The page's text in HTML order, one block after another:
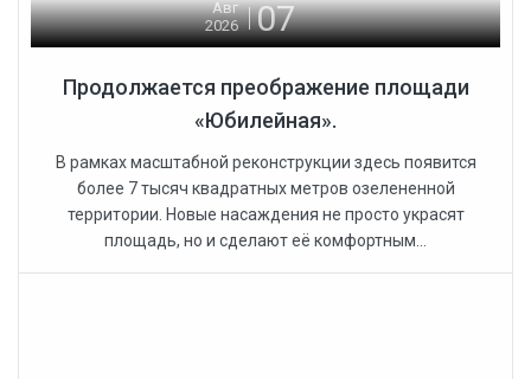
Авг
2026
07
Продолжается преображение площади
«Юбилейная».
В рамках масштабной реконструкции здесь появится
более 7 тысяч квадратных метров озелененной
территории. Новые насаждения не просто украсят
площадь, но и сделают её комфортным...